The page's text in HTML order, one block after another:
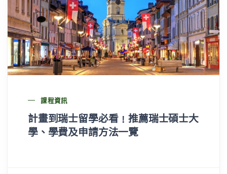
課程資訊
計畫到瑞士留學必看﹗推薦瑞士碩士大
學、學費及申請方法一覽